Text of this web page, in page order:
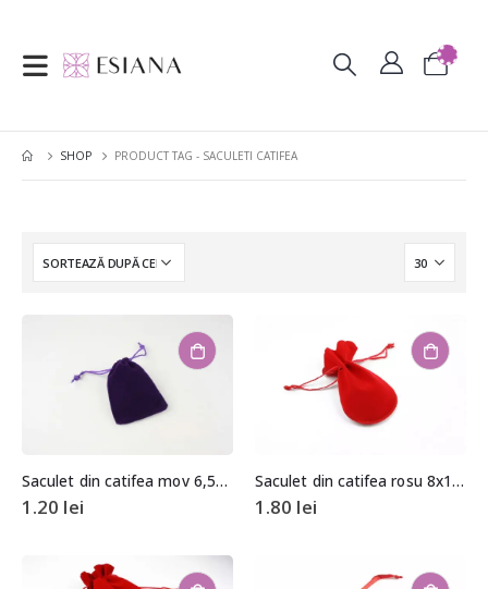
SHOP PRODUCT TAG - SACULETI CATIFEA
Saculet din catifea mov 6,5×9,5cm
1.20 lei
Saculet din catifea rosu 8x12cm
1.80 lei